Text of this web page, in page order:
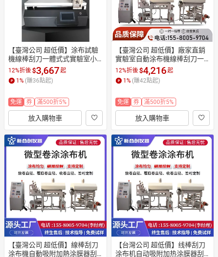
【臺灣公司 超低價】涂布試驗
機線棒刮刀一體式式實驗室小
型自動涂膜器涂膜涂布機刮刀
12%折後$3,667起
1% (賺36點起)
免運 券 滿500折5%
放入購物車
【臺灣公司 超低價】廠家直銷
實驗室自動涂布機線棒刮刀一
體式小型涂布全自動刮涂膜機
12%折後$4,216起
1% (賺42點起)
免運 券 滿500折5%
放入購物車
【臺灣公司 超低價】線棒刮刀
涂布機自動吸附加熱涂膜器刮
【台灣公司 超低價】线棒刮刀
涂布机自动吸附加热涂膜器刮